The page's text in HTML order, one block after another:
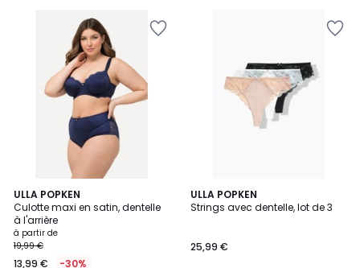
ULLA POPKEN
Culotte maxi en satin, dentelle
à l'arrière
à partir de
19,99 €
13,99 € -30%
5
/
5
5
Couleurs
ULLA POPKEN
Strings avec dentelle, lot de 3
25,99 €
2
Couleurs